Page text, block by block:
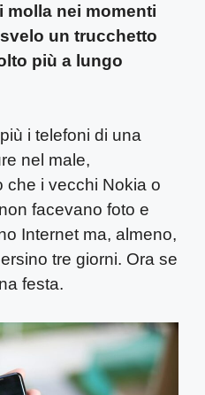
molla nei momenti
un trucchetto
più a lungo
i telefoni di una
nel male,
che i vecchi Nokia o
facevano foto e
Internet ma, almeno,
tre giorni. Ora se
festa.